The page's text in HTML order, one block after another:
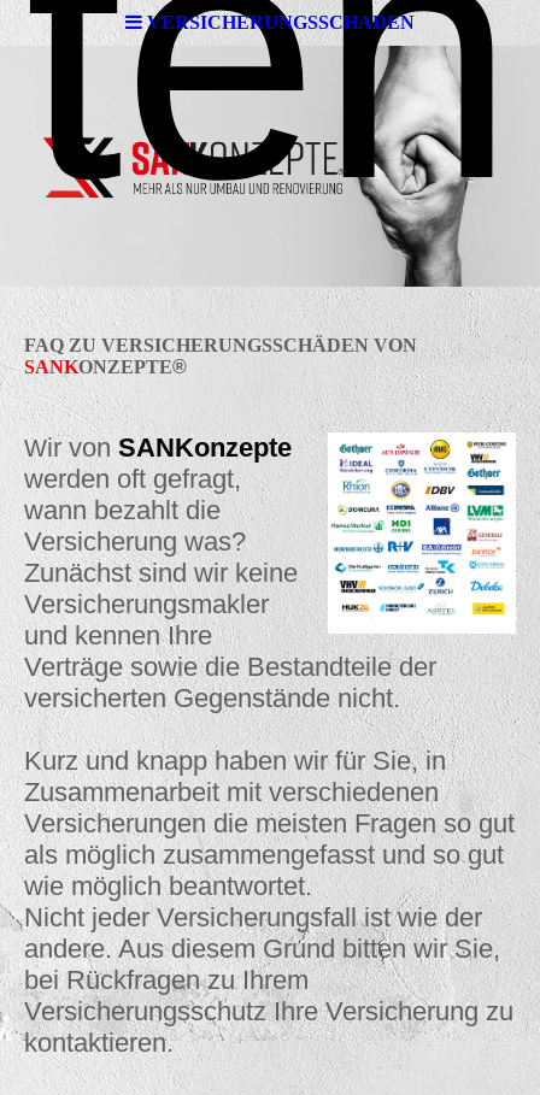
VERSICHERUNGSSCHADEN
FAQ ZU VERSICHERUNGSSCHÄDEN VON
SANKONZEPTE®
Wir von SANKonzepte
werden oft gefragt,
wann bezahlt die
Versicherung was?
Zunächst sind wir keine
Versicherungsmakler
und kennen Ihre
Verträge sowie die Bestandteile der
versicherten Gegenstände nicht.
Kurz und knapp haben wir für Sie,in
Zusammenarbeit mit verschiedenen
Versicherungendie meisten Fragen so gut
als möglich zusammengefasst und so gut
wie möglich beantwortet.
Nicht jeder Versicherungsfall ist wie der
andere. Aus diesem Grund bitten wir Sie,
bei Rückfragen zu Ihrem
Versicherungsschutz Ihre Versicherung zu
kontaktieren.